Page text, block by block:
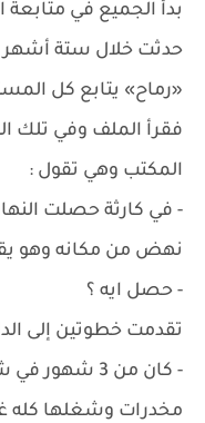
بدأ الجميع في متابعة
حدثت خلال ستة أشهر
«رماح» يتابع كل
فقرأ الملف وفي تلك
المكتب وهي تقول :
- في كارثة حصلت
نهض من مكانه وهو
- حصل ايه ؟
تقدمت خطوتين إلى
- كان من 3
مخدرات وشغلها كله